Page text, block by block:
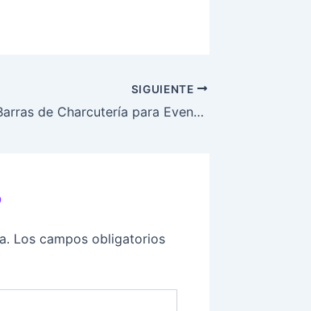
SIGUIENTE
Barras de Charcutería para Eventos: Una Opción Elegante y Diferente Para con ABRE Eventos
Los campos obligatorios